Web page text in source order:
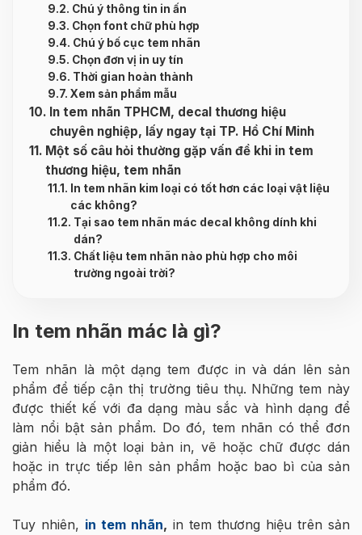
Chú ý thông tin in ấn
Chọn font chữ phù hợp
Chú ý bố cục tem nhãn
Chọn đơn vị in uy tín
Thời gian hoàn thành
Xem sản phẩm mẫu
In tem nhãn TPHCM, decal thương hiệu
chuyên nghiệp, lấy ngay tại TP. Hồ Chí Minh
Một số câu hỏi thường gặp vấn đề khi in tem
thương hiệu, tem nhãn
In tem nhãn kim loại có tốt hơn các loại vật liệu
các không?
Tại sao tem nhãn mác decal không dính khi
dán?
Chất liệu tem nhãn nào phù hợp cho môi
trường ngoài trời?
In tem nhãn mác là gì?
Tem nhãn là một dạng tem được in và dán lên sản
phẩm để tiếp cận thị trường tiêu thụ. Những tem này
được thiết kế với đa dạng màu sắc và hình dạng để
làm nổi bật sản phẩm. Do đó, tem nhãn có thể đơn
giản hiểu là một loại bản in, vẽ hoặc chữ được dán
hoặc in trực tiếp lên sản phẩm hoặc bao bì của sản
phẩm đó.
Tuy nhiên, in tem nhãn, in tem thương hiệu trên sản